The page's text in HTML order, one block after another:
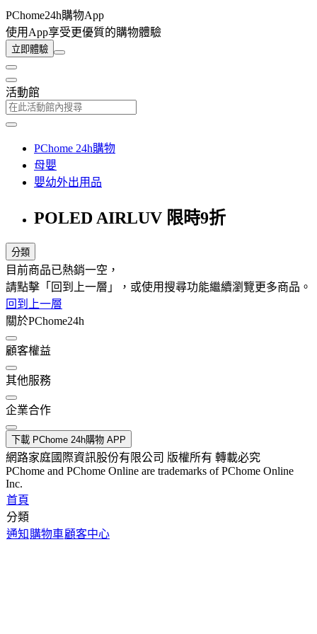
PChome24h購物App
使用App享受更優質的購物體驗
立即體驗
活動館
PChome 24h購物
母嬰
嬰幼外出用品
POLED AIRLUV 限時9折
分類
目前商品已熱銷一空，
請點擊「回到上一層」，或使用搜尋功能繼續瀏覽更多商品。
回到上一層
關於PChome24h
顧客權益
其他服務
企業合作
下載 PChome 24h購物 APP
網路家庭國際資訊股份有限公司 版權所有 轉載必究
PChome and PChome Online are trademarks of PChome Online
Inc.
首頁
分類
通知 購物車顧客中心